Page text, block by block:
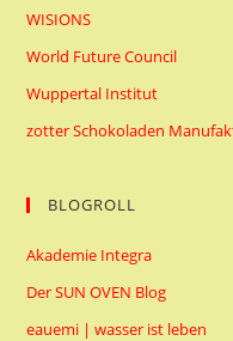
WISIONS
World Future Council
Wuppertal Institut
zotter Schokoladen
BLOGROLL
Akademie Integra
Der SUN OVEN Blog
eauemi | wasser ist leben